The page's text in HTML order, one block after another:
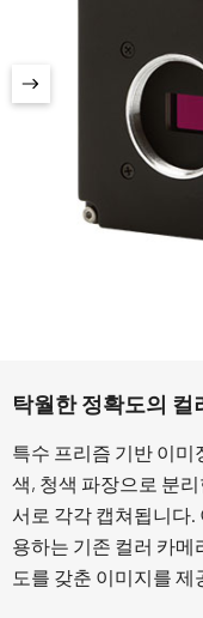
탁월한 정확도의 컬
특수 프리즘 기반 이미
색, 청색 파장으로 분리
서로 각각 캡쳐됩니다.
용하는 기존 컬러 카메
도를 갖춘 이미지를 제